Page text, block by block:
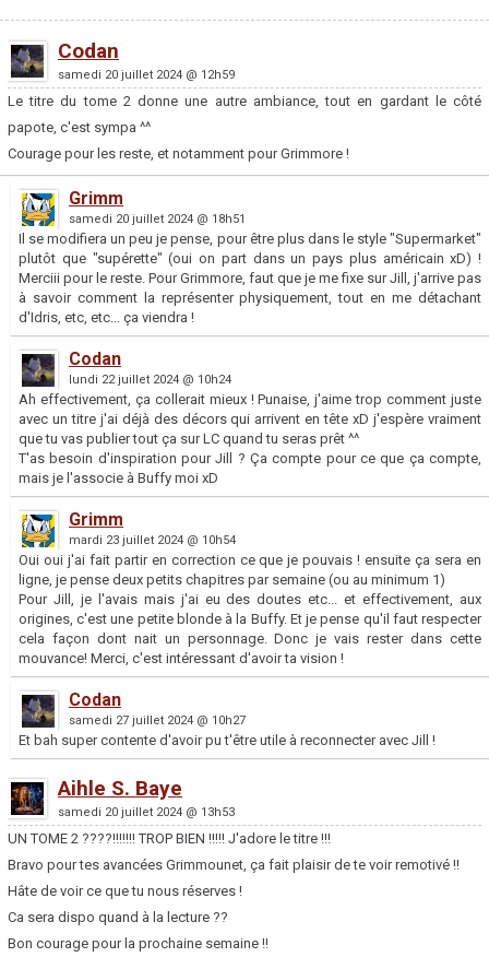
Codan
samedi 20 juillet 2024 @ 12h59
Le titre du tome 2 donne une autre ambiance, tout en gardant le côté
papote, c'est sympa ^^
Courage pour les reste, et notamment pour Grimmore !
Grimm
samedi 20 juillet 2024 @ 18h51
Il se modifiera un peu je pense, pour être plus dans le style "Supermarket"
plutôt que "supérette" (oui on part dans un pays plus américain xD) !
Merciii pour le reste. Pour Grimmore, faut que je me fixe sur Jill, j'arrive pas
à savoir comment la représenter physiquement, tout en me détachant
d'Idris, etc, etc... ça viendra !
Codan
lundi 22 juillet 2024 @ 10h24
Ah effectivement, ça collerait mieux ! Punaise, j'aime trop comment juste
avec un titre j'ai déjà des décors qui arrivent en tête xD j'espère vraiment
que tu vas publier tout ça sur LC quand tu seras prêt ^^
T'as besoin d'inspiration pour Jill ? Ça compte pour ce que ça compte,
mais je l'associe à Buffy moi xD
Grimm
mardi 23 juillet 2024 @ 10h54
Oui oui j'ai fait partir en correction ce que je pouvais ! ensuite ça sera en
ligne, je pense deux petits chapitres par semaine (ou au minimum 1)
Pour Jill, je l'avais mais j'ai eu des doutes etc... et effectivement, aux
origines, c'est une petite blonde à la Buffy. Et je pense qu'il faut respecter
cela façon dont nait un personnage. Donc je vais rester dans cette
mouvance! Merci, c'est intéressant d'avoir ta vision !
Codan
samedi 27 juillet 2024 @ 10h27
Et bah super contente d'avoir pu t'être utile à reconnecter avec Jill !
Aihle S. Baye
samedi 20 juillet 2024 @ 13h53
UN TOME 2 ????!!!!!!! TROP BIEN !!!!! J'adore le titre !!!
Bravo pour tes avancées Grimmounet, ça fait plaisir de te voir remotivé !!
Hâte de voir ce que tu nous réserves !
Ca sera dispo quand à la lecture ??
Bon courage pour la prochaine semaine !!